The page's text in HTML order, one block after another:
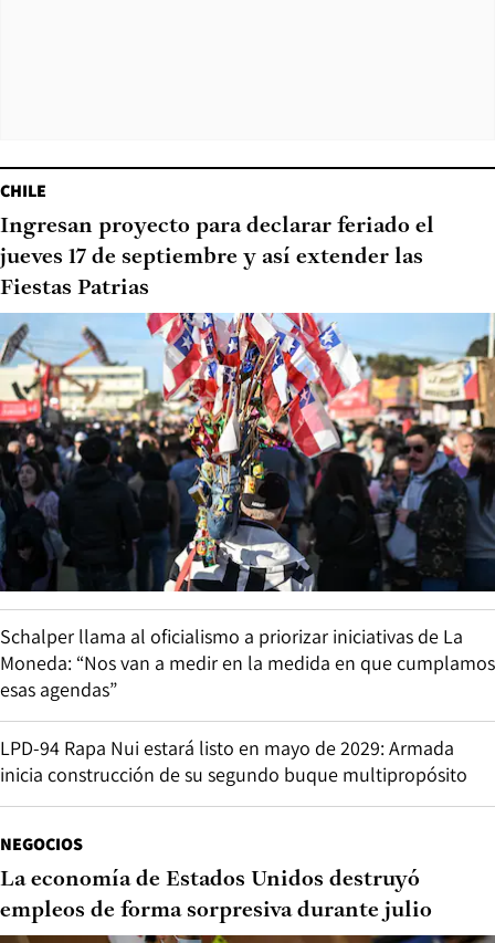
CHILE
Ingresan proyecto para declarar feriado el
jueves 17 de septiembre y así extender las
Fiestas Patrias
Schalper llama al oficialismo a priorizar iniciativas de La
Moneda: “Nos van a medir en la medida en que cumplamos
esas agendas”
LPD-94 Rapa Nui estará listo en mayo de 2029: Armada
inicia construcción de su segundo buque multipropósito
NEGOCIOS
La economía de Estados Unidos destruyó
empleos de forma sorpresiva durante julio